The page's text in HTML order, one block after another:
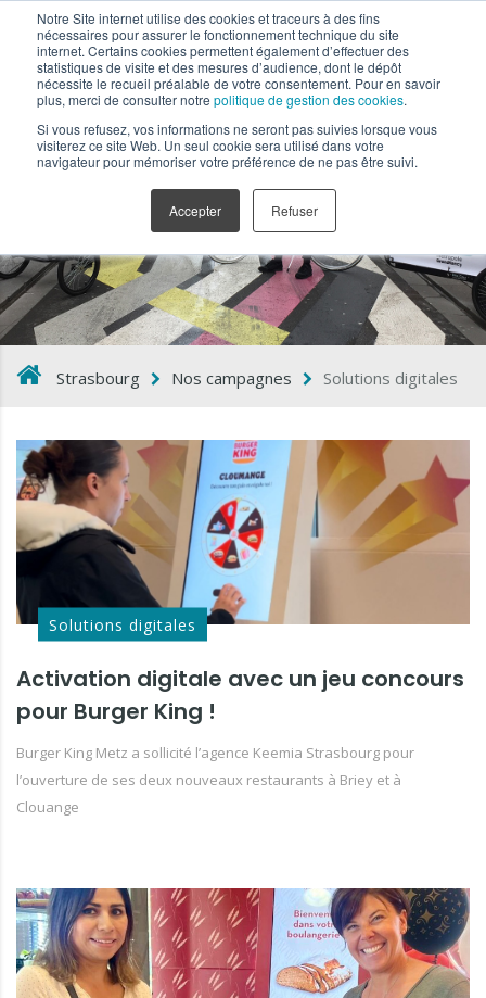
Notre Site internet utilise des cookies et traceurs à des fins
nécessaires pour assurer le fonctionnement technique du site
internet. Certains cookies permettent également d’effectuer des
statistiques de visite et des mesures d’audience, dont le dépôt
nécessite le recueil préalable de votre consentement. Pour en savoir
plus, merci de consulter notre politique de gestion des cookies.
Si vous refusez, vos informations ne seront pas suivies lorsque vous
visiterez ce site Web. Un seul cookie sera utilisé dans votre
navigateur pour mémoriser votre préférence de ne pas être suivi.
Accepter Refuser
Solutions digitales
Strasbourg Nos campagnes Solutions digitales
Solutions digitales
Activation digitale avec un jeu concours
pour Burger King !
Burger King Metz a sollicité l’agence Keemia Strasbourg pour
l’ouverture de ses deux nouveaux restaurants à Briey et à
Clouange